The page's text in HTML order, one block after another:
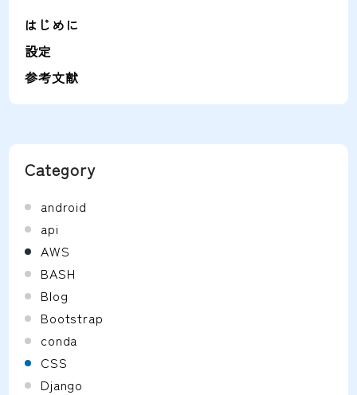
はじめに
設定
参考文献
Category
android
api
AWS
BASH
Blog
Bootstrap
conda
CSS
Django